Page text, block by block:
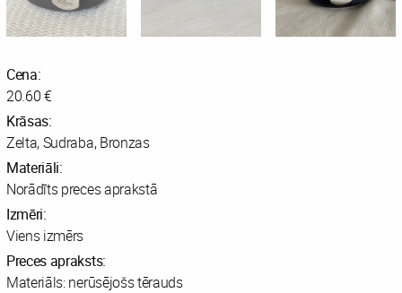
Cena:
20.60 €
Krāsas:
Zelta, Sudraba, Bronzas
Materiāli:
Norādīts preces aprakstā
Izmēri:
Viens izmērs
Preces apraksts:
Materiāls: nerūsējošs tērauds